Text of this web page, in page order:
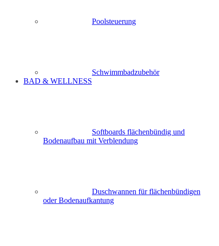
Poolsteuerung
Schwimmbadzubehör
BAD & WELLNESS
Softboards flächenbündig und
Bodenaufbau mit Verblendung
Duschwannen für flächenbündigen
oder Bodenaufkantung